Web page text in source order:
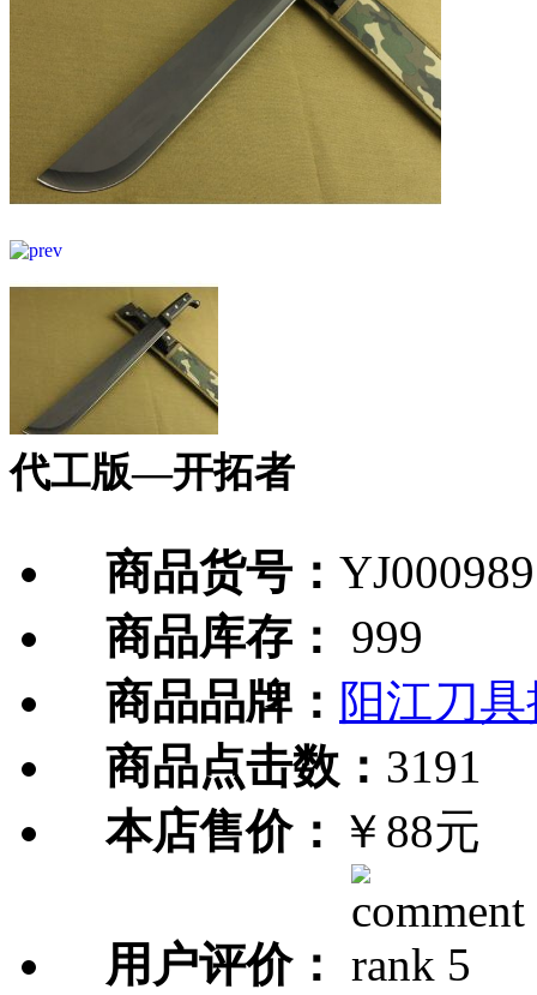
代工版—开拓者
商品货号： YJ000989
商品库存：
999
商品品牌： 阳江刀
商品点击数： 3191
本店售价： ￥88元
用户评价：